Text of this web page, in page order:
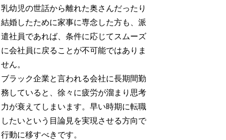
乳幼児の世話から離れた奥さんだったり
結婚したために家事に専念した方も、派
遣社員であれば、条件に応じてスムーズ
に会社員に戻ることが不可能ではありま
せん。
ブラック企業と言われる会社に長期間勤
務していると、徐々に疲労が溜まり思考
力が衰えてしまいます。早い時期に転職
したいという目論見を実現させる方向で
行動に移すべきです。